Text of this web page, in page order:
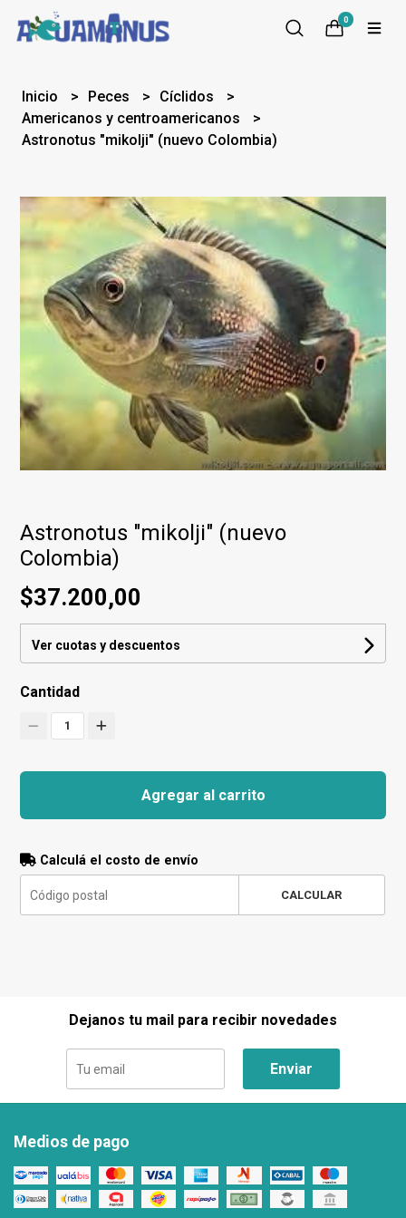
0
Inicio Peces
Cíclidos
Americanos y centroamericanos
Astronotus "mikolji" (nuevo Colombia)
Astronotus "mikolji" (nuevo
Colombia)
$37.200,00
Ver cuotas y descuentos
Cantidad
1
Agregar al carrito
Calculá el costo de envío
CALCULAR
Dejanos tu mail para recibir novedades
Enviar
Medios de pago